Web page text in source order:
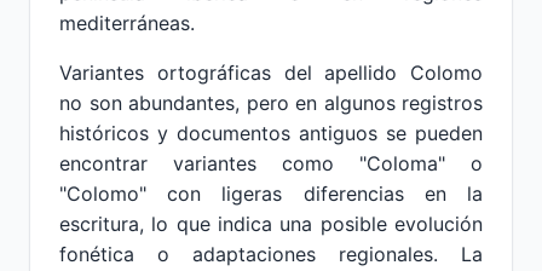
mediterráneas.
Variantes ortográficas del apellido Colomo
no son abundantes, pero en algunos registros
históricos y documentos antiguos se pueden
encontrar variantes como "Coloma" o
"Colomo" con ligeras diferencias en la
escritura, lo que indica una posible evolución
fonética o adaptaciones regionales. La